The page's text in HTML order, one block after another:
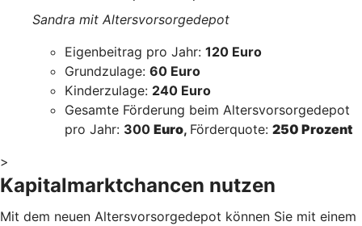
Sandra mit Altersvorsorgedepot
Eigenbeitrag pro Jahr: 120 Euro
Grundzulage: 60 Euro
Kinderzulage: 240 Euro
Gesamte Förderung beim Altersvorsorgedepot
pro Jahr: 300 Euro, Förderquote: 250 Prozent
>
Kapitalmarktchancen nutzen
Mit dem neuen Altersvorsorgedepot können Sie mit einem